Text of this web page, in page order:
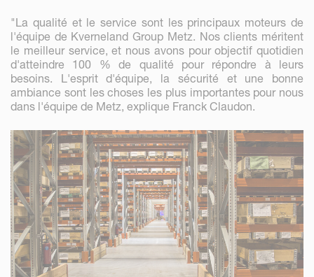
"La qualité et le service sont les principaux moteurs de
l'équipe de Kverneland Group Metz. Nos clients méritent
le meilleur service, et nous avons pour objectif quotidien
d'atteindre 100 % de qualité pour répondre à leurs
besoins. L'esprit d'équipe, la sécurité et une bonne
ambiance sont les choses les plus importantes pour nous
dans l'équipe de Metz, explique Franck Claudon.